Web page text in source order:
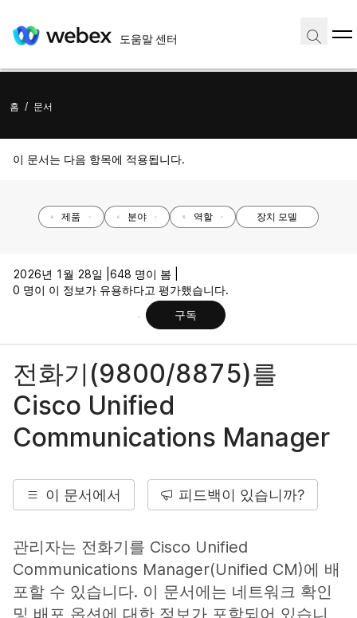
도움말 센터
홈 / 문서
이 문서는 다음 항목에 적용됩니다.
제품 분야 역할 장치 모델
2026년 1월 28일 | 648 명이 봄 |
0 명이 이 정보가 유용하다고 평가했습니다.
구독
전화기(9800/8875)를
Cisco Unified
Communications Manager
이 문서에서 피드백이 있습니까?
관리자는 전화기를 Cisco Unified
Communications Manager(Unified CM)에 배
포할 수 있습니다. 이 문서에는 네트워크 확인
및 배포 옵션에 대한 정보가 포함되어 있습니